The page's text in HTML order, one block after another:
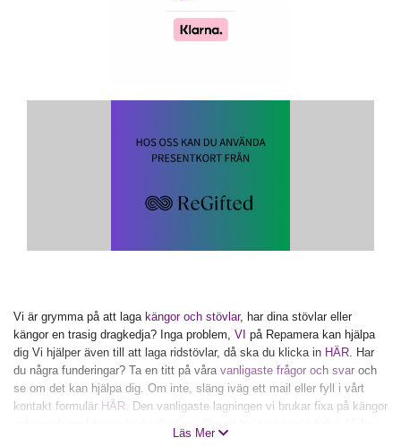
Vi är grymma på att laga kängor och stövlar, har dina stövlar eller
kängor en trasig dragkedja? Inga problem, VI på Repamera kan hjälpa
dig Vi hjälper även till att laga ridstövlar, då ska du klicka in HÄR . Har
du några funderingar? Ta en titt på våra vanligaste frågor och svar och
se om det kan hjälpa dig. Om inte, släng iväg ett mail eller fyll i vårt
kontakt formulär HÄR . Den vanligaste lagningen vi brukar fixa på kängor
ett stort urval på dragkedjor i alla möjliga färger och längder så att vi
Läs Mer